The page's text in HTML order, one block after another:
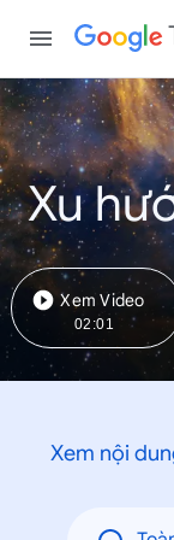
Xu
Xem Video
02:01
Xem nội